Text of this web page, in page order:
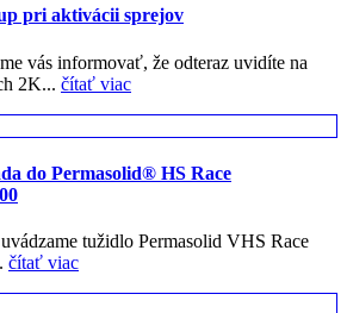
pri aktivácii sprejov
vás informovať, že odteraz uvidíte na
2K... čítať viac
do Permasolid® HS Race
tužidlo Permasolid VHS Race
čítať viac